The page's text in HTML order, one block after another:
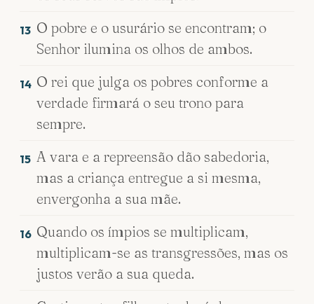
13 O pobre e o usurário se encontram; o
Senhor ilumina os olhos de ambos.
14 O rei que julga os pobres conforme a
verdade firmará o seu trono para
sempre.
15 A vara e a repreensão dão sabedoria,
mas a criança entregue a si mesma,
envergonha a sua mãe.
16 Quando os ímpios se multiplicam,
multiplicam-se as transgressões, mas os
justos verão a sua queda.